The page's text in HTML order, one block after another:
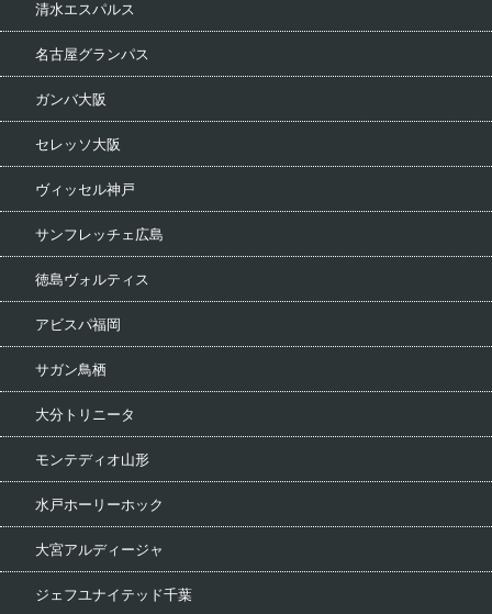
清水エスパルス
名古屋グランパス
ガンバ大阪
セレッソ大阪
ヴィッセル神戸
サンフレッチェ広島
徳島ヴォルティス
アビスパ福岡
サガン鳥栖
大分トリニータ
モンテディオ山形
水戸ホーリーホック
大宮アルディージャ
ジェフユナイテッド千葉